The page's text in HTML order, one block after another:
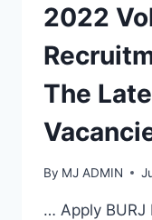
2022
The
By MJ ADMIN
… Apply BURJ